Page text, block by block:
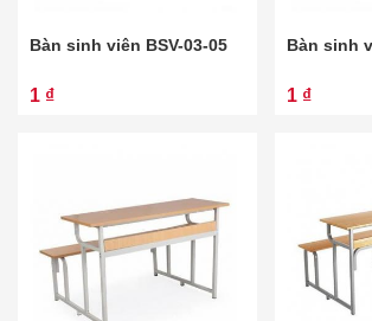
Bàn sinh viên BSV-03-05
1 ₫
Bàn sinh
1 ₫